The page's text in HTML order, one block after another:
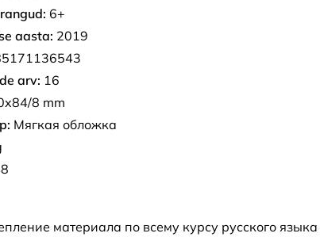
6+
aasta: 2019
arv: 16
8 mm
Мягкая обложка
материала по всему курсу русского